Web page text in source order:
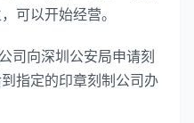
可以开始经营。
向深圳公安局申请刻
指定的印章刻制公司办